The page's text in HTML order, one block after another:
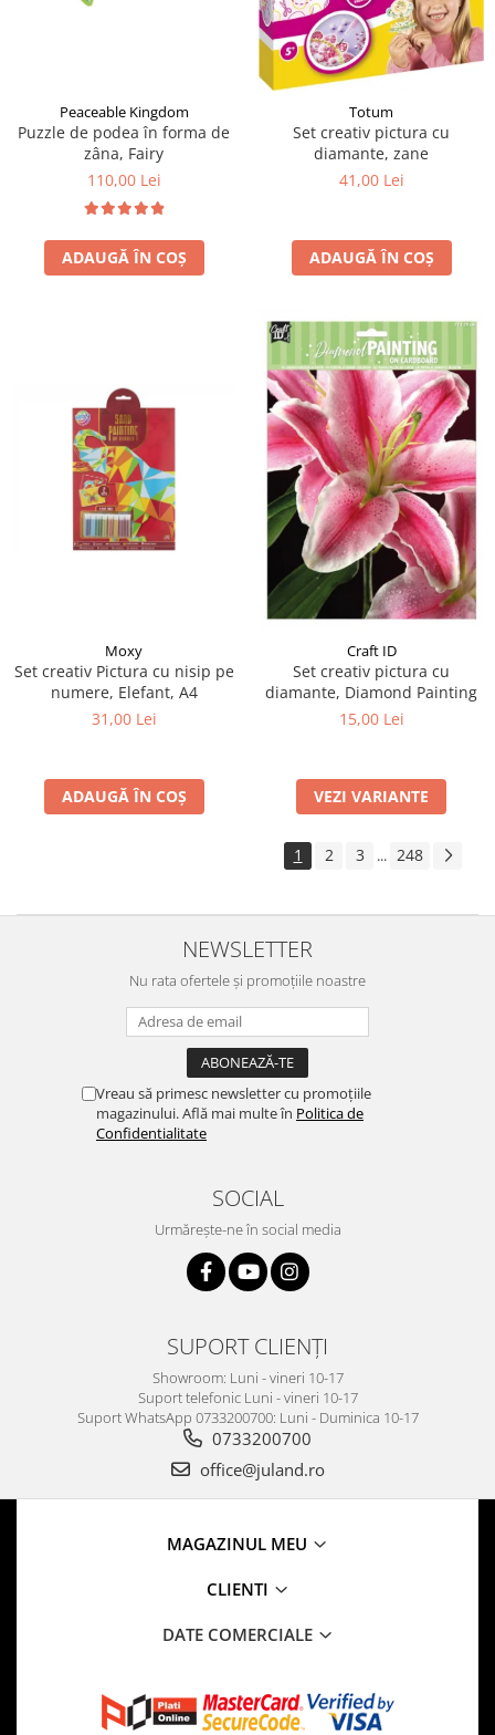
Peaceable Kingdom
Puzzle de podea în forma de
zâna, Fairy
110,00 Lei
ADAUGĂ ÎN COȘ
Totum
Set creativ pictura cu
diamante, zane
41,00 Lei
ADAUGĂ ÎN COȘ
Moxy
Set creativ Pictura cu nisip pe
numere, Elefant, A4
31,00 Lei
ADAUGĂ ÎN COȘ
Craft ID
Set creativ pictura cu
diamante, Diamond Painting
15,00 Lei
VEZI VARIANTE
1 2 3 ... 248
NEWSLETTER
Nu rata ofertele și promoțiile noastre
Vreau să primesc newsletter cu promoțiile
magazinului. Află mai multe în Politica de
Confidentialitate
SOCIAL
Urmărește-ne în social media
SUPORT CLIENȚI
Showroom: Luni - vineri 10-17
Suport telefonic Luni - vineri 10-17
Suport WhatsApp 0733200700: Luni - Duminica 10-17
0733200700
office@juland.ro
MAGAZINUL MEU
CLIENTI
DATE COMERCIALE